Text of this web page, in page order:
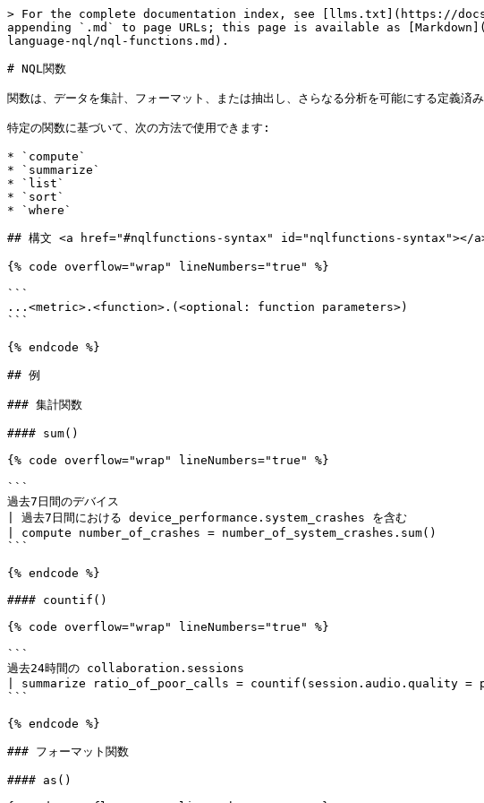
> For the complete documentation index, see [llms.txt](https://
appending `.md` to page URLs; this page is available as
language-nql/nql-functions.md).
# NQL関数
関数は、データを集計、フォーマット、または抽出し、さらなる分析を可能にする定義
特定の関数に基づいて、次の方法で使用できます:
* `compute`
* `summarize`
* `list`
* `sort`
* `where`
## 構文 <a href="#nqlfunctions-syntax" id="nqlfunctions-syntax"></
{% code overflow="wrap" lineNumbers="true" %}
```
...<metric>.<function>.(<optional: function parameters>)
```
{% endcode %}
## 例
### 集計関数
#### sum()
{% code overflow="wrap" lineNumbers="true" %}
```
過去7日間のデバイス
| 過去7日間における device_performance.system_crashes を含む
| compute number_of_crashes = number_of_system_crashes.sum()
```
{% endcode %}
#### countif()
{% code overflow="wrap" lineNumbers="true" %}
```
過去24時間の collaboration.sessions
| summarize ratio_of_poor_calls = countif(session.audio.quality
```
{% endcode %}
### フォーマット関数
#### as()